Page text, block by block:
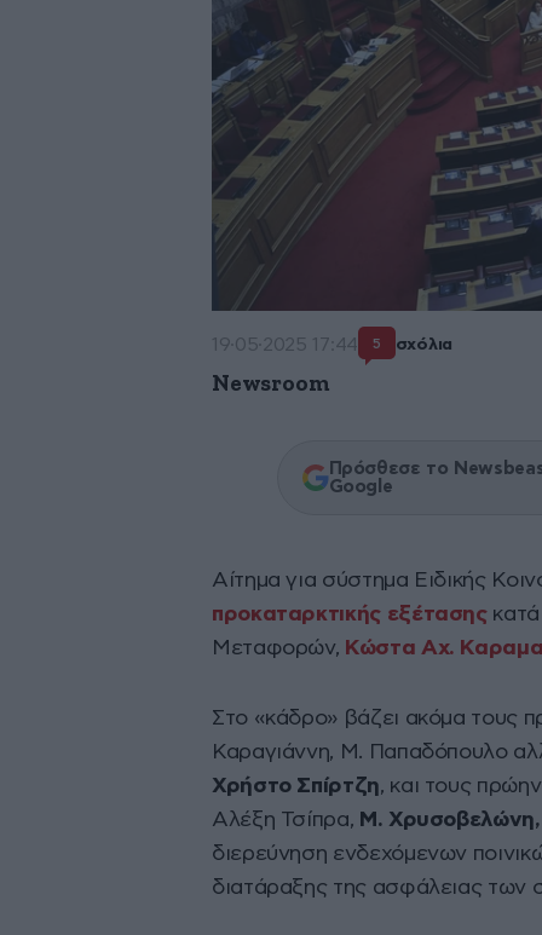
19·05·2025 17:44 5 σχόλια
Newsroom
Πρόσθεσε το
Google
Αίτημα για σύστημα Ειδικής
προκαταρκτικής εξέτασηςκατά
Μεταφορών, Κώστα Αχ.
Στο «κάδρο» βάζει ακόμα τους
Καραγιάννη, Μ. Παπαδόπουλο
Χρήστο Σπίρτζη, και τους
Αλέξη Τσίπρα, Μ.
διερεύνηση ενδεχόμενων
διατάραξης της ασφάλειας των